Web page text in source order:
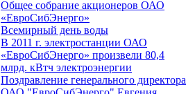
Общее собрание акционеров ОАО
«ЕвроСибЭнерго»
Всемирный день воды
В 2011 г. электростанции ОАО
«ЕвроСибЭнерго» произвели 80,4
млрд. кВтч электроэнергии
Поздравление генерального директора